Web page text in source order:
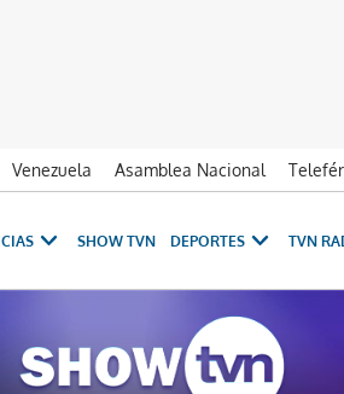
Venezuela Asamblea Nacional
SHOW TVN DEPORTES TVN